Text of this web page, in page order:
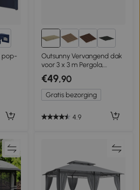
pop-
2+
Outsunny Vervangend dak
voor 3 x 3 m Pergola,
intrekbaar, met
regenafvoergaten,
weerbestendig, Polyester,
Beige
€49,90
Gratis bezorging
4.9